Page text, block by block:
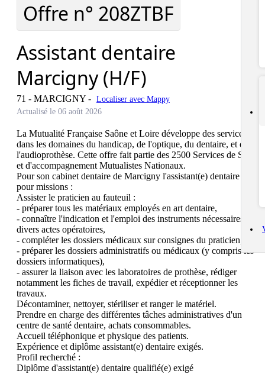
Offre n° 208ZTBF
Assistant dentaire
Marcigny (H/F)
71 - MARCIGNY - Localiser avec Mappy
Actualisé le 06 août 2026
La Mutualité Française Saône et Loire développe des services
dans les domaines du handicap, de l'optique, du dentaire, et de
l'audioprothèse. Cette offre fait partie des 2500 Services de Soins
et d'accompagnement Mutualistes Nationaux.
Pour son cabinet dentaire de Marcigny l'assistant(e) dentaire aura
pour missions :
Assister le praticien au fauteuil :
- préparer tous les matériaux employés en art dentaire,
- connaître l'indication et l'emploi des instruments nécessaires aux
divers actes opératoires,
- compléter les dossiers médicaux sur consignes du praticien,
- préparer les dossiers administratifs ou médicaux (y compris les
dossiers informatiques),
- assurer la liaison avec les laboratoires de prothèse, rédiger
notamment les fiches de travail, expédier et réceptionner les
travaux.
Décontaminer, nettoyer, stériliser et ranger le matériel.
Prendre en charge des différentes tâches administratives d'un
centre de santé dentaire, achats consommables.
Accueil téléphonique et physique des patients.
Expérience et diplôme assistant(e) dentaire exigés.
Profil recherché :
Diplôme d'assistant(e) dentaire qualifié(e) exigé